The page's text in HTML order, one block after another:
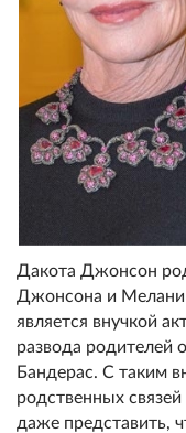
Дакота Джонсон
Джонсона и Мелани
является внучкой
развода родителей
Бандерас. С таким
родственных
даже представить,